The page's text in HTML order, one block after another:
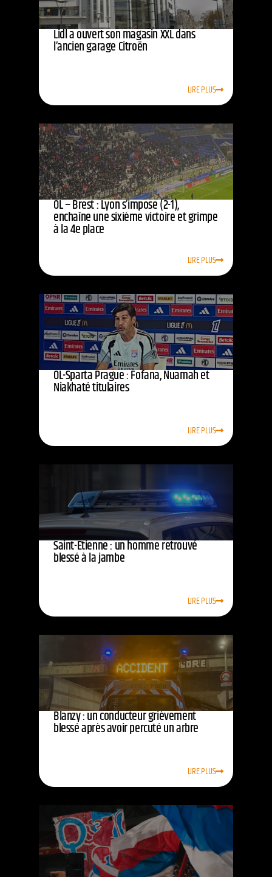
Lidl a ouvert son magasin XXL dans
l’ancien garage Citroën
LIRE PLUS
OL – Brest : Lyon s’impose (2-1),
enchaîne une sixième victoire et grimpe
à la 4e place
LIRE PLUS
OL-Sparta Prague : Fofana, Nuamah et
Niakhaté titulaires
LIRE PLUS
Saint-Étienne : un homme retrouvé
blessé à la jambe
LIRE PLUS
Blanzy : un conducteur grièvement
blessé après avoir percuté un arbre
LIRE PLUS